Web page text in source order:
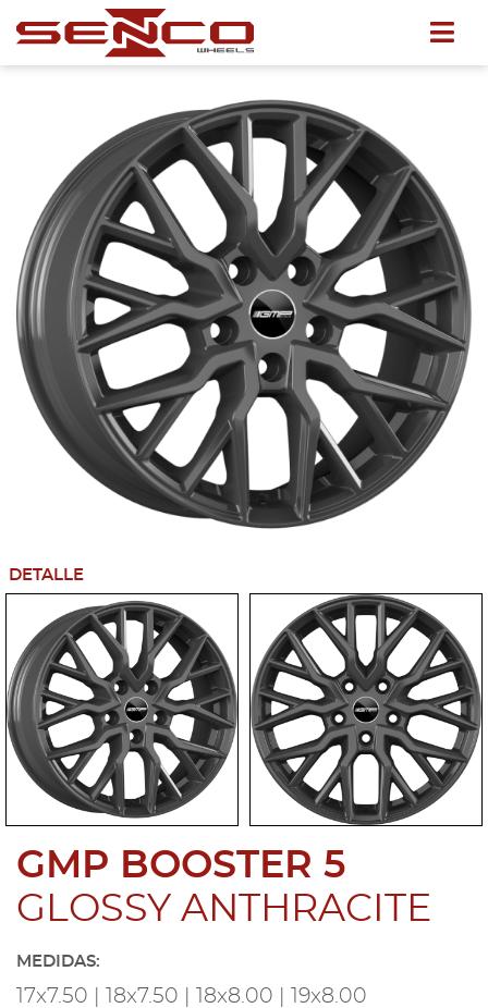
DETALLE
GMP BOOSTER 5
GLOSSY ANTHRACITE
MEDIDAS:
17x7.50 | 18x7.50 | 18x8.00 | 19x8.00